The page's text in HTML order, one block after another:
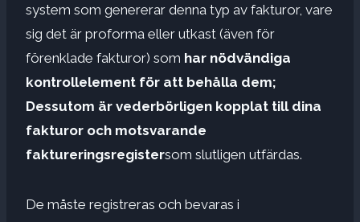
system som genererar denna typ av fakturor, vare
sig det är proforma eller utkast (även för
förenklade fakturor) som har nödvändiga
kontrollelement för att behålla dem;
Dessutom är vederbörligen kopplat till dina
fakturor och motsvarande
faktureringsregistersom slutligen utfärdas.
De måste registreras och bevaras i